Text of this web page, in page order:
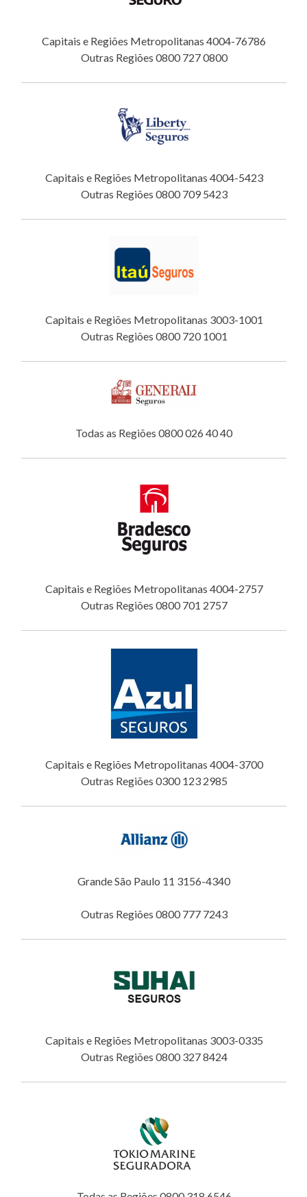
Capitais e Regiões Metropolitanas 4004-76786
Outras Regiões 0800 727 0800
Capitais e Regiões Metropolitanas 4004-5423
Outras Regiões 0800 709 5423
Capitais e Regiões Metropolitanas 3003-1001
Outras Regiões 0800 720 1001
Todas as Regiões 0800 026 40 40
Capitais e Regiões Metropolitanas 4004-2757
Outras Regiões 0800 701 2757
Capitais e Regiões Metropolitanas 4004-3700
Outras Regiões 0300 123 2985
Grande São Paulo 11 3156-4340
Outras Regiões 0800 777 7243
Capitais e Regiões Metropolitanas 3003-0335
Outras Regiões 0800 327 8424